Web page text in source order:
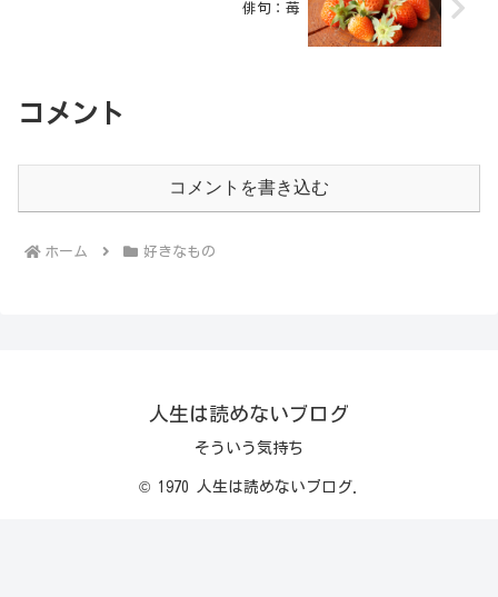
俳句：苺
コメント
コメントを書き込む
ホーム 好きなもの
人生は読めないブログ
そういう気持ち
© 1970 人生は読めないブログ.